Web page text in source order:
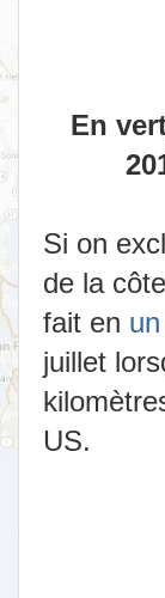
En
Si on
de la
fait en
juillet
US.